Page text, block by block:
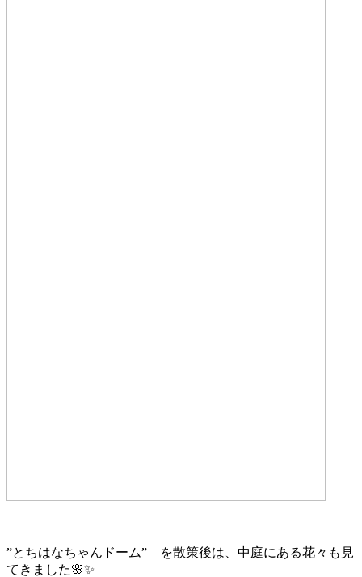
”とちはなちゃんドーム” を散策後は、中庭にある花々も見
てきました🌸✨